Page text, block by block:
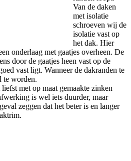
Van de daken
met isolatie
schroeven wij de
isolatie vast op
het dak. Hier
onderlaag met gaatjes overheen. De
door de gaatjes heen vast op de
vast ligt. Wanneer de dakranden te
te worden.
met op maat gemaakte zinken
is wel iets duurder, maar
zeggen dat het beter is en langer